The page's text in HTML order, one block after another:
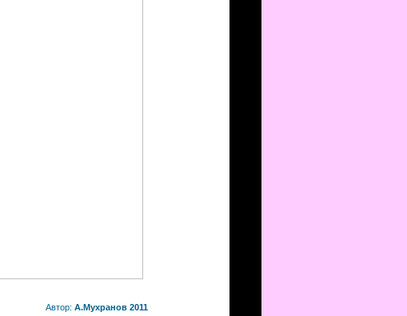
Автор: А.Мухранов 2011